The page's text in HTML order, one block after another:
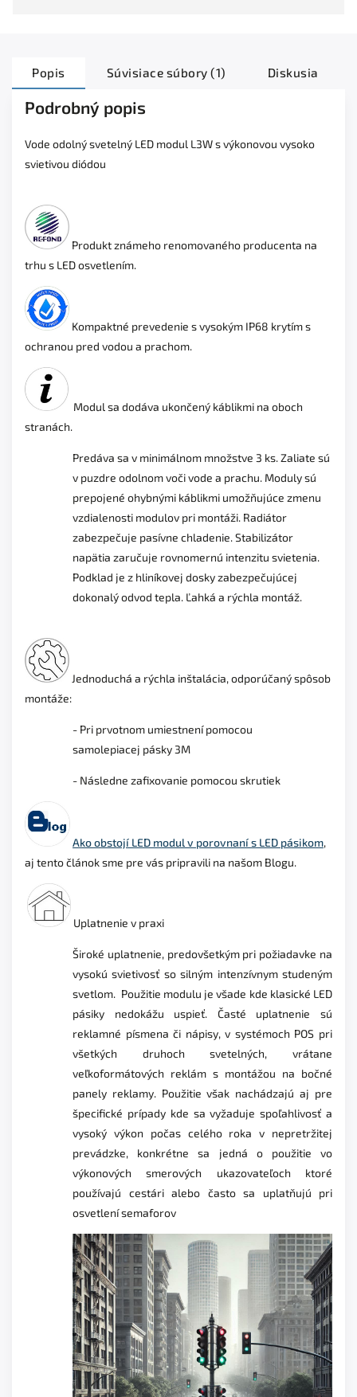
Popis Súvisiace súbory (1) Diskusia
Podrobný popis
Vode odolný svetelný LED modul L3W s výkonovou vysoko
svietivou diódou
Produkt známeho renomovaného producenta na
trhu s LED osvetlením.
Kompaktné prevedenie s vysokým IP68 krytím s
ochranou pred vodou a prachom.
Modul sa dodáva ukončený káblikmi na oboch
stranách.
Predáva sa v minimálnom množstve 3 ks. Zaliate sú
v puzdre odolnom voči vode a prachu. Moduly sú
prepojené ohybnými káblikmi umožňujúce zmenu
vzdialenosti modulov pri montáži. Radiátor
zabezpečuje pasívne chladenie. Stabilizátor
napätia zaručuje rovnomernú intenzitu svietenia.
Podklad je z hliníkovej dosky zabezpečujúcej
dokonalý odvod tepla. Ľahká a rýchla montáž.
Jednoduchá a rýchla inštalácia, odporúčaný spôsob
montáže:
- Pri prvotnom umiestnení pomocou
samolepiacej pásky 3M
- Následne zafixovanie pomocou skrutiek
Ako obstojí LED modul v porovnaní s LED pásikom,
aj tento článok sme pre vás pripravili na našom Blogu.
Uplatnenie v praxi
Široké uplatnenie, predovšetkým pri požiadavke na
vysokú svietivosť so silným intenzívnym studeným
svetlom. Použitie modulu je všade kde klasické LED
pásiky nedokážu uspieť. Časté uplatnenie sú
reklamné písmena či nápisy,v systémoch POS pri
všetkých druhoch svetelných, vrátane
veľkoformátových reklám s montážou na bočné
panely reklamy. Použitie však nachádzajú aj pre
špecifické prípady kde sa vyžaduje spoľahlivosť a
vysoký výkon počas celého roka v nepretržitej
prevádzke, konkrétne sa jedná o použitie vo
výkonových smerových ukazovateľoch ktoré
používajú cestári alebo často sa uplatňujú pri
osvetlení semaforov